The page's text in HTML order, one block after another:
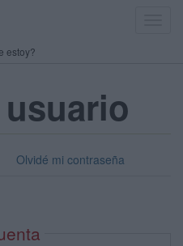
estoy?
Olvidé mi contraseña